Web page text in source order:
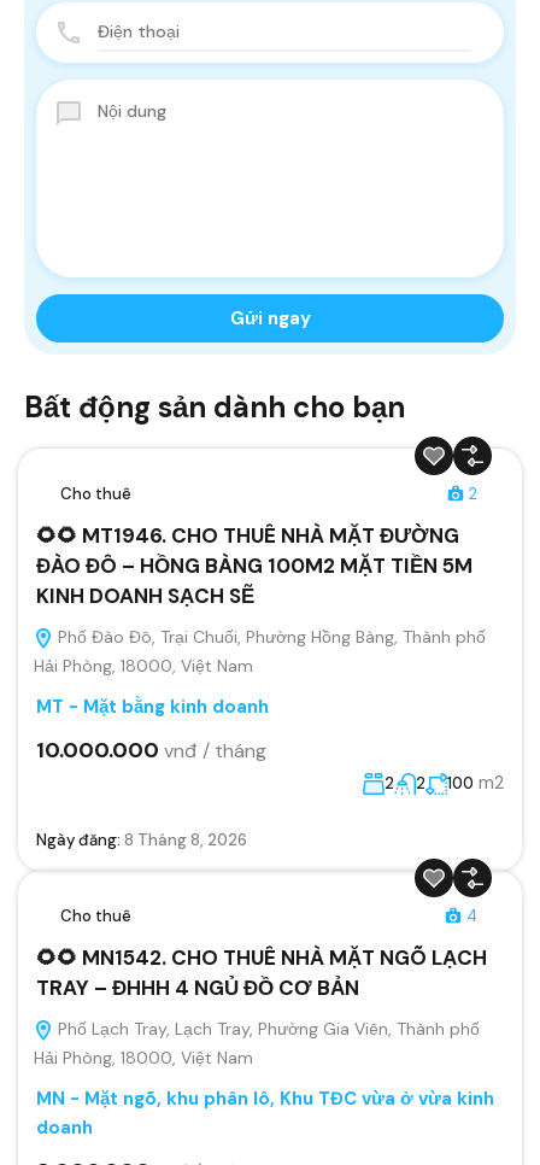
Bất động sản dành cho bạn
Cho thuê 2
🌻🌻 MT1946. CHO THUÊ NHÀ MẶT ĐƯỜNG
ĐÀO ĐÔ – HỒNG BÀNG 100M2 MẶT TIỀN 5M
KINH DOANH SẠCH SẼ
Phố Đào Đô, Trại Chuối, Phường Hồng Bàng, Thành phố
Hải Phòng, 18000, Việt Nam
MT - Mặt bằng kinh doanh
10.000.000 vnđ / tháng
2 2 100 m2
Ngày đăng: 8 Tháng 8, 2026
Cho thuê 4
🌻🌻 MN1542. CHO THUÊ NHÀ MẶT NGÕ LẠCH
TRAY – ĐHHH 4 NGỦ ĐỒ CƠ BẢN
Phố Lạch Tray, Lạch Tray, Phường Gia Viên, Thành phố
Hải Phòng, 18000, Việt Nam
MN - Mặt ngõ, khu phân lô, Khu TĐC vừa ở vừa kinh
doanh